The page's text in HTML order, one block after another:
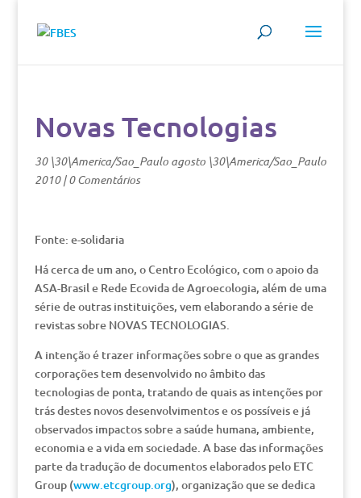
Novas Tecnologias
30 \30\America/Sao_Paulo agosto \30\America/Sao_Paulo
2010|0 Comentários
Fonte: e-solidaria
Há cerca de um ano, o Centro Ecológico, com o apoio da
ASA-Brasil e Rede Ecovida de Agroecologia, além de uma
série de outras instituições, vem elaborando a série de
revistas sobre NOVAS TECNOLOGIAS.
A intenção é trazer informações sobre o que as grandes
corporações tem desenvolvido no âmbito das
tecnologias de ponta, tratando de quais as intenções por
trás destes novos desenvolvimentos e os possíveis e já
observados impactos sobre a saúde humana, ambiente,
economia e a vida em sociedade. A base das informações
parte da tradução de documentos elaborados pelo ETC
Group (www.etcgroup.org), organização que se dedica